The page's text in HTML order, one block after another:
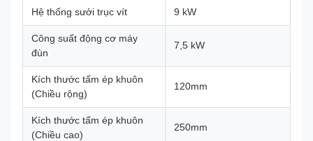
Hệ thống sưởi trục vít 9 kW
Công suất động cơ máy
đùn
7,5 kW
Kích thước tấm ép khuôn
(Chiều rộng)
120mm
Kích thước tấm ép khuôn
(Chiều cao)
250mm